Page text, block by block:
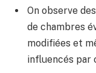
On observe
de chambres
modifiées et
influencés par